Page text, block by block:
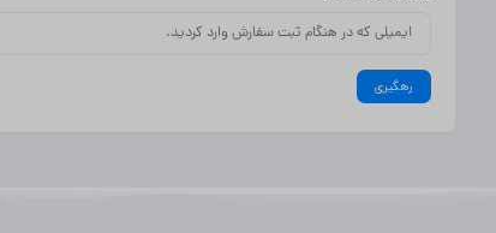
رهگیری